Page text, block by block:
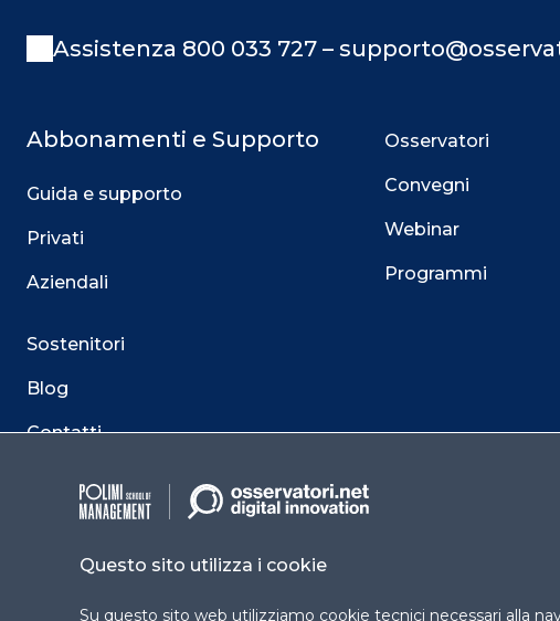
Assistenza 800 033 727 –
Abbonamenti e Supporto
Guida e supporto
Privati
Aziendali
Sostenitori
Blog
Contatti
Osservatori
Convegni
Webinar
Programmi
Questo sito utilizza i cookie
Su questo sito web utilizziamo cookie tecnici necessari alla